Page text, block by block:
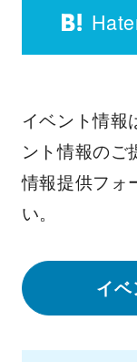
イベント情報
ント情報のご
情報提供フォ
い。
イ